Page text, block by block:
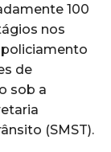
100
nos
de
sob a
(SMST).